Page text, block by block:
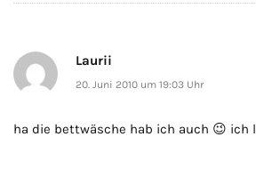
Laurii
20. Juni 2010 um 19:03 Uhr
ha die bettwäsche hab ich auch 😉 ich